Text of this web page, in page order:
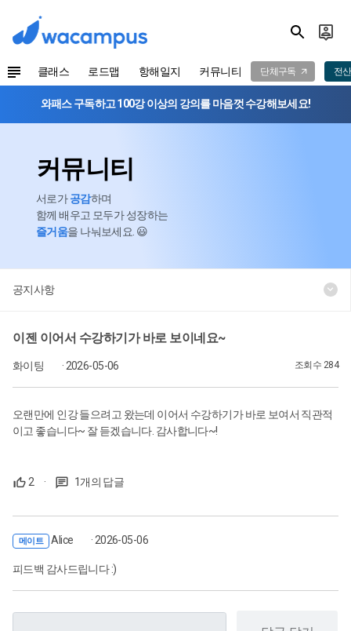
클래스 로드맵 항해일지 커뮤니티 단체구독 전
와패스 구독하고 100강 이상의 강의를 마음껏 수강해보세요!
커뮤니티
서로가공감하며
함께 배우고 모두가 성장하는
즐거움을 나눠보세요. 😃
공지사항
이젠 이어서 수강하기가 바로 보이네요~
화이팅 · 2026-05-06 조회수 284
오랜만에 인강 들으려고 왔는데 이어서 수강하기가 바로 보여서 직관적
이고 좋습니다~ 잘 듣겠습니다. 감사합니다~!
2 · 1개의 답글
메이트 Alice · 2026-05-06
피드백 감사드립니다 :)